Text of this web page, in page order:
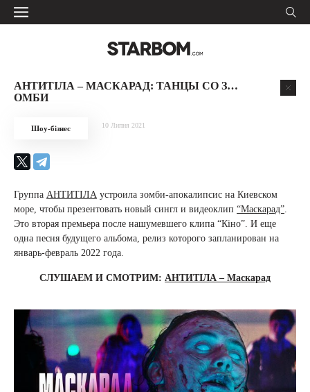
АНТИТІЛА – МАСКАРАД: ТАНЦЫ СО З…
ОМБИ
Шоу-бізнес 10 Липня 2021
Группа АНТИТІЛА устроила зомби-апокалипсис на Киевском
море, чтобы презентовать новый сингл и видеоклип “Маскарад”.
Это вторая премьера после нашумевшего клипа “Кіно”. И еще
одна песня будущего альбома, релиз которого запланирован на
январь-февраль 2022 года.
СЛУШАЕМ И СМОТРИМ: АНТИТІЛА – Маскарад